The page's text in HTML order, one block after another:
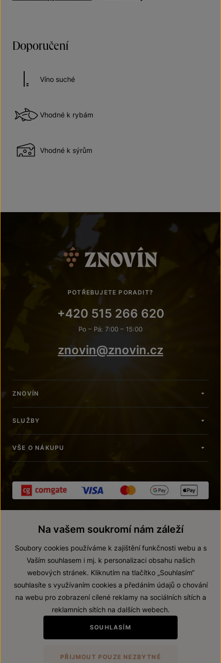
Doporučení
Víno suché
Vhodné k rybám
Vhodné k sýrům
POTŘEBUJETE PORADIT?
+420 515 266 620
Po – Pá: 7:00 – 15:00
znovin@znovin.cz
ZNOVÍN
SLUŽBY
VŠE O NÁKUPU
© 2026 ZNOVÍN ZNOJMO, a. s.
Prohlášení o přístupnosti
Zákaz prodeje alkoholických nápojů osobám mladším 18 let.
VytvořilwebProgress
Na vašem soukromí nám záleží
Soubory cookies používáme k zajištění funkčnosti webu a s
Vaším souhlasem i mj. k personalizaci obsahu našich
webových stránek. Kliknutím na tlačítko „Souhlasím“
souhlasíte s využívaním cookies a předáním údajů o chování
na webu pro zobrazení cílené reklamy na sociálních sítích a
reklamních sítích na dalších webech.
SOUHLASÍM
PŘIJMOUT POUZE NEZBYTNÉ